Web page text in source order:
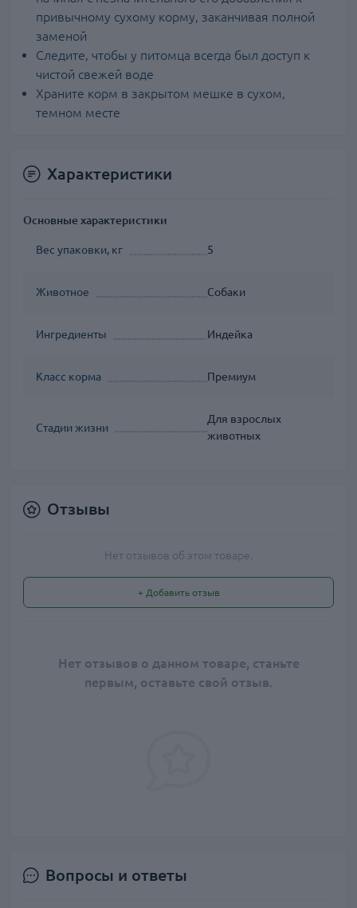
привычному сухому корму, заканчивая полной
заменой
Следите, чтобы у питомца всегда был доступ к
чистой свежей воде
Храните корм в закрытом мешке в сухом,
темном месте
Характеристики
Основные характеристики
Вес упаковки, кг 5
Животное Собаки
Ингредиенты Индейка
Класс корма Премиум
Стадии жизни
Для взрослых
животных
Отзывы
Нет отзывов об этом товаре.
+ Добавить отзыв
Нет отзывов о данном товаре, станьте
первым, оставьте свой отзыв.
Вопросы и ответы